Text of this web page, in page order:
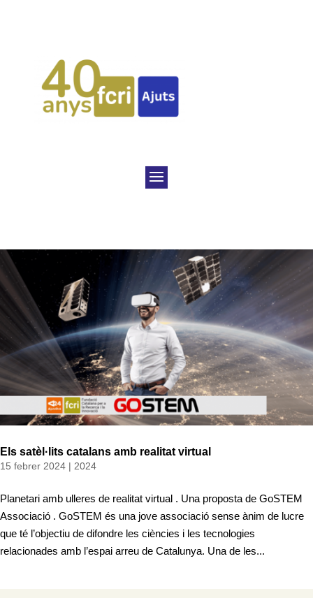
Els satèl·lits catalans amb realitat virtual
15 febrer 2024 | 2024
Planetari amb ulleres de realitat virtual . Una proposta de GoSTEM
Associació . GoSTEM és una jove associació sense ànim de lucre
que té l’objectiu de difondre les ciències i les tecnologies
relacionades amb l’espai arreu de Catalunya. Una de les...